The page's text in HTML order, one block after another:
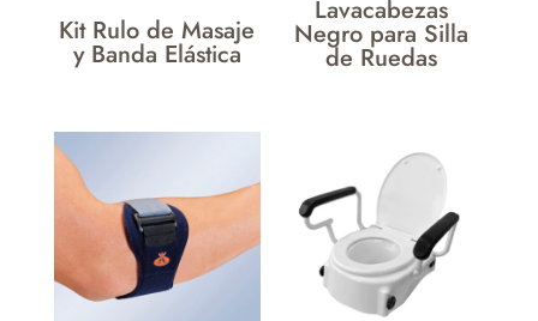
Kit Rulo de Masaje
y Banda Elástica
Lavacabezas
Negro para Silla
de Ruedas